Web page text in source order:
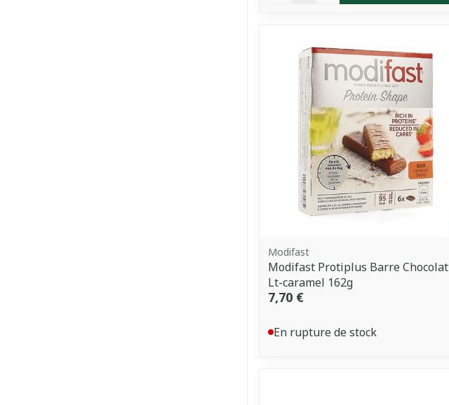
Modifast
Modifast Protiplus Barre Chocolat
Lt-caramel 162g
7,70 €
En rupture de stock